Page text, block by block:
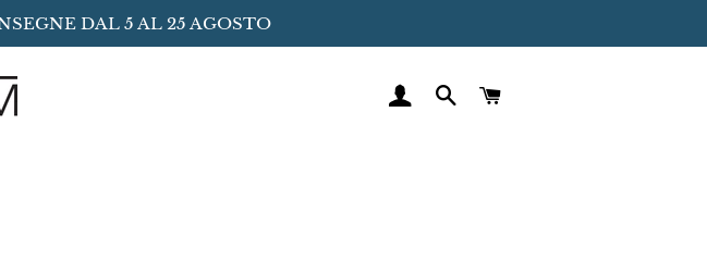
DAL 5 AL 25 AGOSTO
ACCEDICERCA